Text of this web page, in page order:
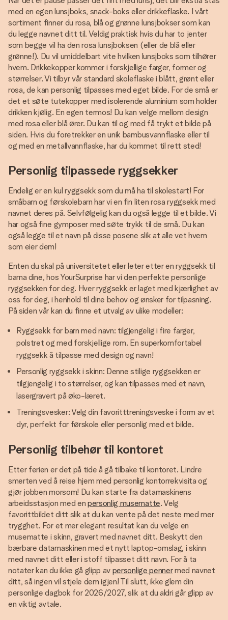
med en egen lunsjboks, snack-boks eller drikkeflaske. I vårt
sortiment finner du rosa, blå og grønne lunsjbokser som kan
du legge navnet ditt til. Veldig praktisk hvis du har to jenter
som begge vil ha den rosa lunsjboksen (eller de blå eller
grønne!). Du vil umiddelbart vite hvilken lunsjboks som tilhører
hvem. Drikkekopper kommer i forskjellige farger, former og
størrelser. Vi tilbyr vår standard skoleflaske i blått, grønt eller
rosa, de kan personlig tilpasses med eget bilde. For de små er
det et søte tutekopper med isolerende aluminium som holder
drikken kjølig. En egen termos! Du kan velge mellom design
med rosa eller blå ører. Du kan til og med få trykt et bilde på
siden. Hvis du foretrekker en unik bambusvannflaske eller til
og med en metallvannflaske, har du kommet til rett sted!
Personlig tilpassede ryggsekker
Endelig er en kul ryggsekk som du må ha til skolestart! For
småbarn og førskolebarn har vi en fin liten rosa ryggsekk med
navnet deres på. Selvfølgelig kan du også legge til et bilde. Vi
har også fine gymposer med søte trykk til de små. Du kan
også legge til et navn på disse posene slik at alle vet hvem
som eier dem!
Enten du skal på universitetet eller leter etter en ryggsekk til
barna dine, hos YourSurprise har vi den perfekte personlige
ryggsekken for deg. Hver ryggsekk er laget med kjærlighet av
oss for deg, i henhold til dine behov og ønsker for tilpasning.
På siden vår kan du finne et utvalg av ulike modeller:
Ryggsekk for barn med navn: tilgjengelig i fire farger,
polstret og med forskjellige rom. En superkomfortabel
ryggsekk å tilpasse med design og navn!
Personlig ryggsekk i skinn: Denne stilige ryggsekken er
tilgjengelig i to størrelser, og kan tilpasses med et navn,
lasergravert på øko-læret.
Treningsvesker: Velg din favoritttreningsveske i form av et
dyr, perfekt for førskole eller personlig med et bilde.
Personlig tilbehør til kontoret
Etter ferien er det på tide å gå tilbake til kontoret. Lindre
smerten ved å reise hjem med personlig kontorrekvisita og
gjør jobben morsom! Du kan starte fra datamaskinens
arbeidsstasjon med en personlig musematte. Velg
favorittbildet ditt slik at du kan vente på det neste med mer
trygghet. For et mer elegant resultat kan du velge en
musematte i skinn, gravert med navnet ditt. Beskytt den
bærbare datamaskinen med et nytt laptop-omslag, i skinn
med navnet ditt eller i stoff tilpasset ditt navn. For å ta
notater kan du ikke gå glipp av personlige pennermed navnet
ditt, så ingen vil stjele dem igjen! Til slutt, ikke glem din
personlige dagbok for 2026/2027, slik at du aldri går glipp av
en viktig avtale.